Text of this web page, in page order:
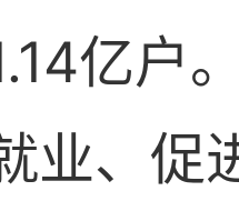
亿户
业、促